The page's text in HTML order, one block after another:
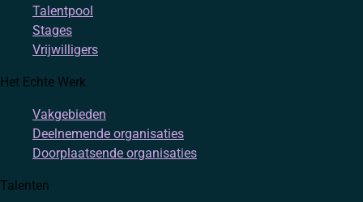
Talentpool
Stages
Vrijwilligers
Het Echte Werk
Vakgebieden
Deelnemende organisaties
Doorplaatsende organisaties
Talenten